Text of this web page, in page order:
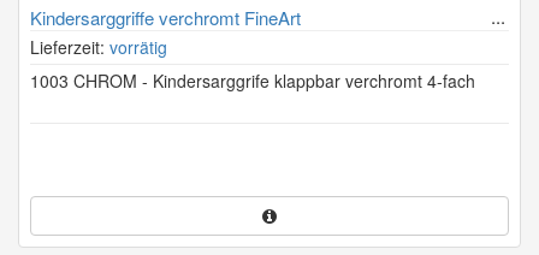
Kindersarggriffe verchromt FineArt
Lieferzeit: vorrätig
1003 CHROM - Kindersarggrife klappbar verchromt 4-fach